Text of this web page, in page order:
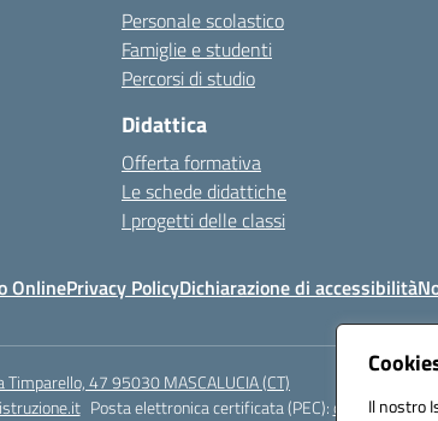
Il nostro
Personale scolastico
Famiglie e studenti
Percorsi di studio
Didattica
Offerta formativa
Le schede didattiche
I progetti delle classi
OnlinePrivacy PolicyDichiarazione di accessibilità
Timparello, 47 95030 MASCALUCIA (CT)
Posta elettronica certificata (PEC):